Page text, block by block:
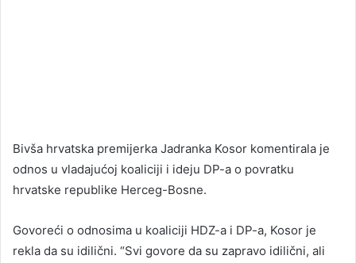
Bivša hrvatska premijerka Jadranka Kosor komentirala je
odnos u vladajućoj koaliciji i ideju DP-a o povratku
hrvatske republike Herceg-Bosne.
Govoreći o odnosima u koaliciji HDZ-a i DP-a, Kosor je
rekla da su idilični. “Svi govore da su zapravo idilični, ali